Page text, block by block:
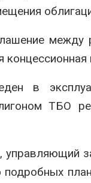
в
ТБО
управляющий